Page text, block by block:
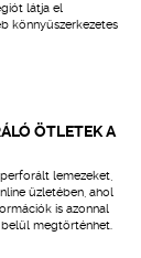
látja el
könnyűszerkezetes
ÖTLETEK A
lemezeket,
üzletében, ahol
is azonnal
belül megtörténhet.